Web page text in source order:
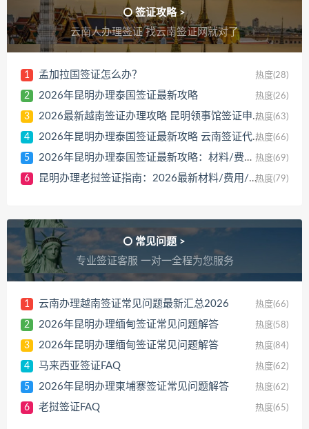
签证攻略 >
云南人办理签证 找云南签证网就对了
1 孟加拉国签证怎么办？ 热度(28)
2 2026年昆明办理泰国签证最新攻略 热度(26)
3 2026最新越南签证办理攻略 昆明领事馆签证申请流程 热度(63)
4 2026年昆明办理泰国签证最新攻略 云南签证代办指南 热度(66)
5 2026年昆明办理泰国签证最新攻略：材料/费用/时间 热度(69)
6 昆明办理老挝签证指南：2026最新材料/费用/流程 热度(79)
常见问题 >
专业签证客服 一对一全程为您服务
1 云南办理越南签证常见问题最新汇总2026 热度(66)
2 2026年昆明办理缅甸签证常见问题解答 热度(58)
3 2026年昆明办理缅甸签证常见问题解答 热度(84)
4 马来西亚签证FAQ 热度(62)
5 2026年昆明办理柬埔寨签证常见问题解答 热度(62)
6 老挝签证FAQ 热度(65)